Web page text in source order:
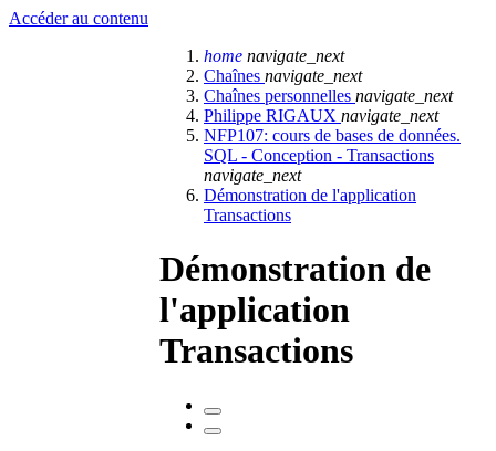
Accéder au contenu
home navigate_next
Chaînes navigate_next
Chaînes personnelles navigate_next
Philippe RIGAUX navigate_next
NFP107: cours de bases de données.
SQL - Conception - Transactions
navigate_next
Démonstration de l'application
Transactions
Démonstration de
l'application
Transactions